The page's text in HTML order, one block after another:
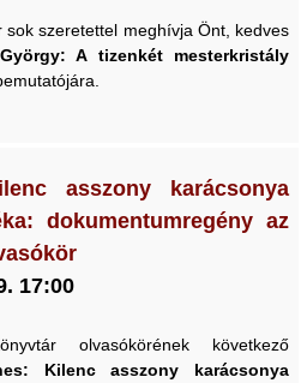
sok szeretettel meghívja Önt, kedves
A tizenkét mesterkristály
asszony karácsonya
dokumentumregény az
17:00
olvasókörének következő
Kilenc asszony karácsonya